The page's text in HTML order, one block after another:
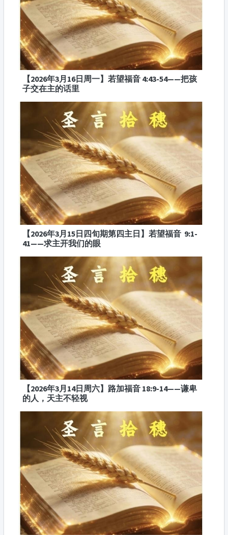
【2026年3月16日周一】若望福音 4:43-54——把孩
子交在主的话里
【2026年3月15日四旬期第四主日】若望福音 9:1-
41——求主开我们的眼
【2026年3月14日周六】路加福音 18:9-14——谦卑
的人，天主不轻视